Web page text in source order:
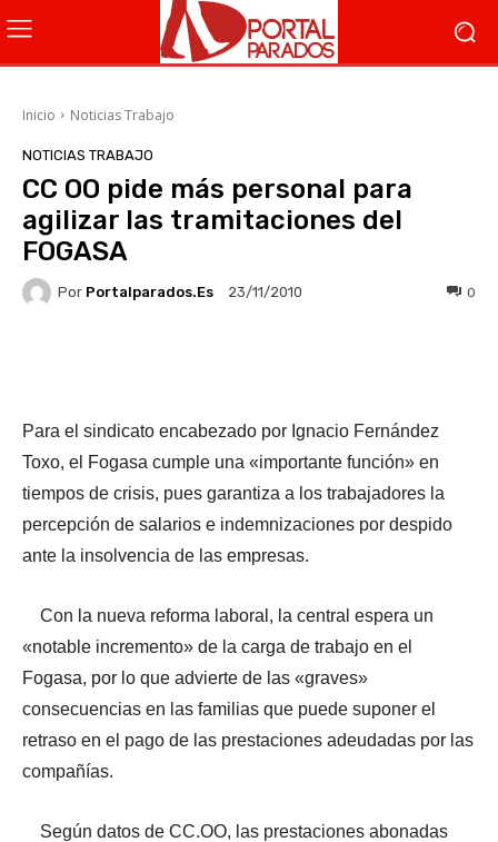
Inicio Noticias Trabajo
NOTICIAS TRABAJO
CC OO pide más personal para
agilizar las tramitaciones del
FOGASA
Por Portalparados.es 23/11/2010 0
Para el sindicato encabezado por Ignacio Fernández
Toxo, el Fogasa cumple una «importante función» en
tiempos de crisis, pues garantiza a los trabajadores la
percepción de salarios e indemnizaciones por despido
ante la insolvencia de las empresas.
Con la nueva reforma laboral, la central espera un
«notable incremento» de la carga de trabajo en el
Fogasa, por lo que advierte de las «graves»
consecuencias en las familias que puede suponer el
retraso en el pago de las prestaciones adeudadas por las
compañías.
Según datos de CC.OO, las prestaciones abonadas